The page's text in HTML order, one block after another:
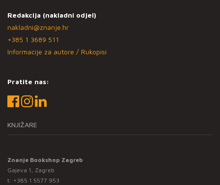
Redakcija (nakladni odjel)
nakladni@znanje.hr
+385 1 3689 511
Informacije za autore / Rukopisi
Pratite nas:
KNJIŽARE
Znanje Bookshop Zagreb
Gajeva 1, Zagreb
t: +385 1 5577 953